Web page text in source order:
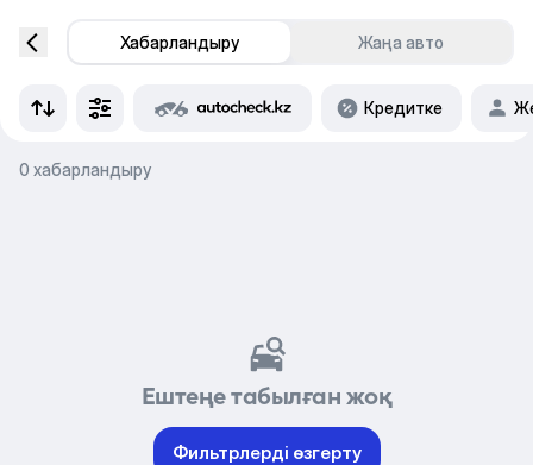
Хабарландыру Жаңа авто
Кредитке
0 хабарландыру
Ештеңе табылған жоқ
Фильтрлерді өзгерту